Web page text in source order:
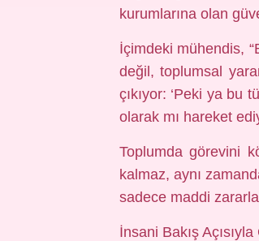
kurumlarına olan
İçimdeki mühendis,
değil, toplumsal
çıkıyor: ‘Peki ya bu
olarak mı hareket
Toplumda görevini
kalmaz, aynı
sadece maddi
İnsani Bakış